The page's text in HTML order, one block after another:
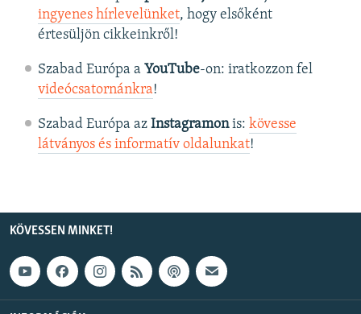
ingyenes hírlevelünket, hogy elsőként
értesüljön cikkeinkről!
Szabad Európa a YouTube-on: iratkozzon fel
videócsatornánkra!
Szabad Európa az Instagramonis: kövesse
látványos és informatív oldalunkat! ​
KÖVESSEN MINKET!